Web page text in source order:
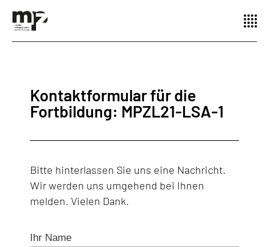
Kontaktformular für die
Fortbildung: MPZL21-LSA-1
Bitte hinterlassen Sie uns eine Nachricht.
Wir werden uns umgehend bei Ihnen
melden. Vielen Dank.
Ihr Name